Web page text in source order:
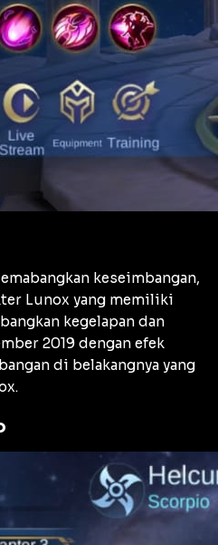
keseimbangan,
Lunox yang memiliki
kegelapan dan
2019 dengan efek
di belakangnya yang